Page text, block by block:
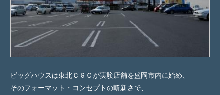
ビッグハウスは東北ＣＧＣが実験店舗を盛岡市内に始め、
そのフォーマット・コンセプトの斬新さで、